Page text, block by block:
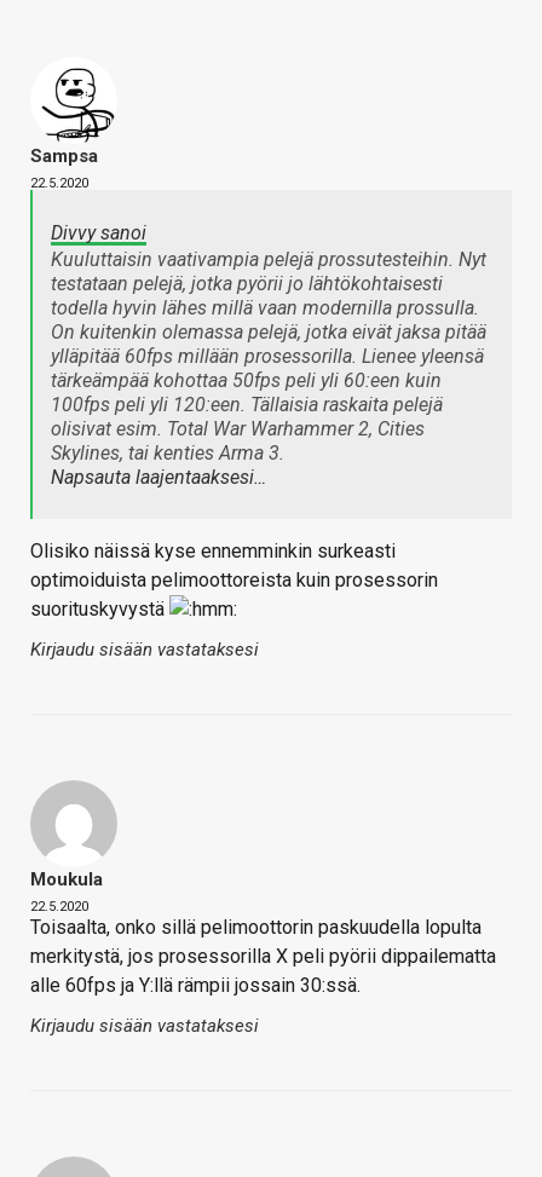
Sampsa
22.5.2020
Divvy sanoi
Kuuluttaisin vaativampia pelejä prossutesteihin. Nyt
testataan pelejä, jotka pyörii jo lähtökohtaisesti
todella hyvin lähes millä vaan modernilla prossulla.
On kuitenkin olemassa pelejä, jotka eivät jaksa pitää
ylläpitää 60fps millään prosessorilla. Lienee yleensä
tärkeämpää kohottaa 50fps peli yli 60:een kuin
100fps peli yli 120:een. Tällaisia raskaita pelejä
olisivat esim. Total War Warhammer 2, Cities
Skylines, tai kenties Arma 3.
Napsauta laajentaaksesi…
Olisiko näissä kyse ennemminkin surkeasti
optimoiduista pelimoottoreista kuin prosessorin
suorituskyvystä
Kirjaudu sisään vastataksesi
Moukula
22.5.2020
Toisaalta, onko sillä pelimoottorin paskuudella lopulta
merkitystä, jos prosessorilla X peli pyörii dippailematta
alle 60fps ja Y:llä rämpii jossain 30:ssä.
Kirjaudu sisään vastataksesi